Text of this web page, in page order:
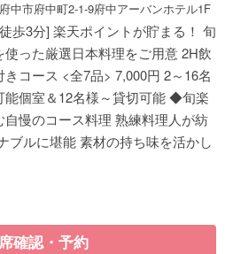
中市府中町2-1-9府中アーバンホテル1F
歩3分] 楽天ポイントが貯まる！ 旬
使った厳選日本料理をご用意 2H飲
きコース <全7品> 7,000円 2～16名
能個室＆12名様～貸切可能 ◆旬楽
自慢のコース料理 熟練料理人が紡
ブルに堪能 素材の持ち味を活かし
確認・予約